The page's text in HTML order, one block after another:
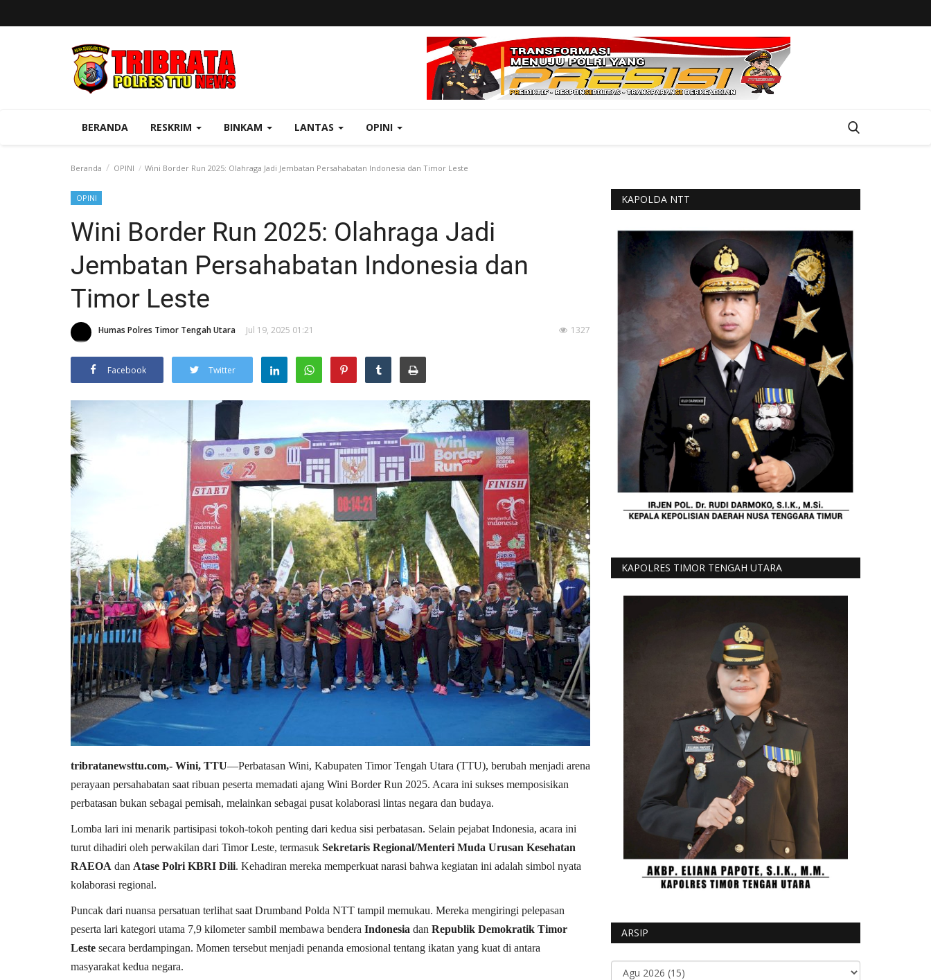
BERANDA RESKRIM BINKAM LANTAS OPINI
Beranda OPINI Wini Border Run 2025: Olahraga Jadi Jembatan Persahabatan Indonesia dan Timor Leste
OPINI
Wini Border Run 2025: Olahraga Jadi
Jembatan Persahabatan Indonesia dan
Timor Leste
Humas Polres Timor Tengah Utara Jul 19, 2025 01:21 1327
Facebook Twitter
tribratanewsttu.com,- Wini, TTU—Perbatasan Wini, Kabupaten Timor Tengah Utara (TTU), berubah menjadi arena
perayaan persahabatan saat ribuan peserta memadati ajang Wini Border Run 2025. Acara ini sukses memposisikan
perbatasan bukan sebagai pemisah, melainkan sebagai pusat kolaborasi lintas negara dan budaya.
Lomba lari ini menarik partisipasi tokoh-tokoh penting dari kedua sisi perbatasan. Selain pejabat Indonesia, acara ini
turut dihadiri oleh perwakilan dari Timor Leste, termasuk Sekretaris Regional/Menteri Muda Urusan Kesehatan
RAEOA dan Atase Polri KBRI Dili. Kehadiran mereka memperkuat narasi bahwa kegiatan ini adalah simbol nyata
kolaborasi regional.
Puncak dari nuansa persatuan terlihat saat Drumband Polda NTT tampil memukau. Mereka mengiringi pelepasan
peserta lari kategori utama 7,9 kilometer sambil membawa bendera Indonesia dan Republik Demokratik Timor
Leste secara berdampingan. Momen tersebut menjadi penanda emosional tentang ikatan yang kuat di antara
masyarakat kedua negara.
KAPOLDA NTT
KAPOLRES TIMOR TENGAH UTARA
ARSIP